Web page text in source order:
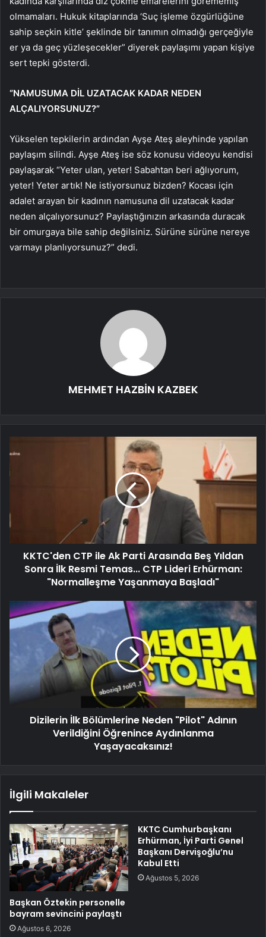
olmamaları. Hukuk kitaplarında ‘Suç işleme özgürlüğüne
sahip seçkin kitle’ şeklinde bir tanımın olmadığı gerçeğiyle
er ya da geç yüzleşecekler” diyerek paylaşımı yapan kişiye
sert tepki gösterdi.
“NAMUSUMA DİL UZATACAK KADAR NEDEN
ALÇALIYORSUNUZ?”
Yükselen tepkilerin ardından Ayşe Ateş aleyhinde yapılan
paylaşım silindi. Ayşe Ateş ise söz konusu videoyu kendisi
paylaşarak “Yeter ulan, yeter! Sabahtan beri ağlıyorum,
yeter! Yeter artık! Ne istiyorsunuz bizden? Kocası için
adalet arayan bir kadının namusuna dil uzatacak kadar
neden alçalıyorsunuz? Paylaştığınızın arkasında duracak
bir omurgaya bile sahip değilsiniz. Sürüne sürüne nereye
varmayı planlıyorsunuz?” dedi.
MEHMET HAZBİN KAZBEK
KKTC'den CTP ile Ak Parti Arasında Beş Yıldan
Sonra İlk Resmi Temas... CTP Lideri Erhürman:
"Normalleşme Yaşanmaya Başladı"
Dizilerin İlk Bölümlerine Neden "Pilot" Adının
Verildiğini Öğrenince Aydınlanma
Yaşayacaksınız!
İlgili Makaleler
Başkan Öztekin personelle
bayram sevincini paylaştı
Ağustos 6, 2026
KKTC Cumhurbaşkanı
Erhürman, İyi Parti Genel
Başkanı Dervişoğlu’nu
Kabul Etti
Ağustos 5, 2026